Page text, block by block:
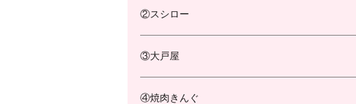
②スシロー
③大戸屋
④焼肉きんぐ